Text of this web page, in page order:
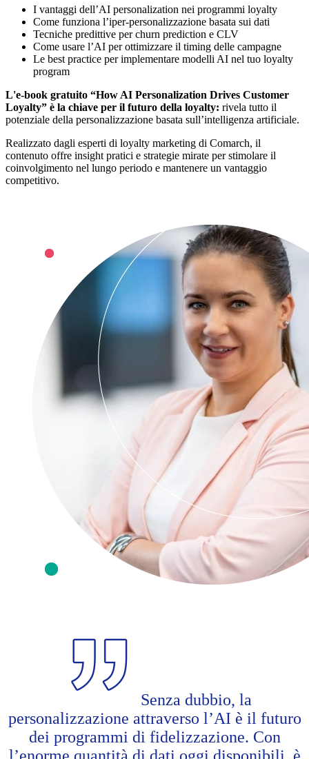
I vantaggi dell’AI personalization nei programmi loyalty
Come funziona l’iper-personalizzazione basata sui dati
Tecniche predittive per churn prediction e CLV
Come usare l’AI per ottimizzare il timing delle campagne
Le best practice per implementare modelli AI nel tuo loyalty
program
L'e-book gratuito “How AI Personalization Drives Customer
Loyalty” è la chiave per il futuro della loyalty: rivela tutto il
potenziale della personalizzazione basata sull’intelligenza artificiale.
Realizzato dagli esperti di loyalty marketing di Comarch, il
contenuto offre insight pratici e strategie mirate per stimolare il
coinvolgimento nel lungo periodo e mantenere un vantaggio
competitivo.
Senza dubbio, la
personalizzazione attraverso l’AI è il futuro
dei programmi di fidelizzazione. Con
l’enorme quantità di dati oggi disponibili, è